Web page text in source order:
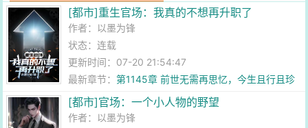
[都市]重生官场：我真的不想再升职了
作者： 以墨为锋
状态：连载
更新时间：07-20 21:54:47
最新章节：第1145章 前世无需再思忆，今生且行且珍
惜
[都市]官场：一个小人物的野望
作者： 以墨为锋